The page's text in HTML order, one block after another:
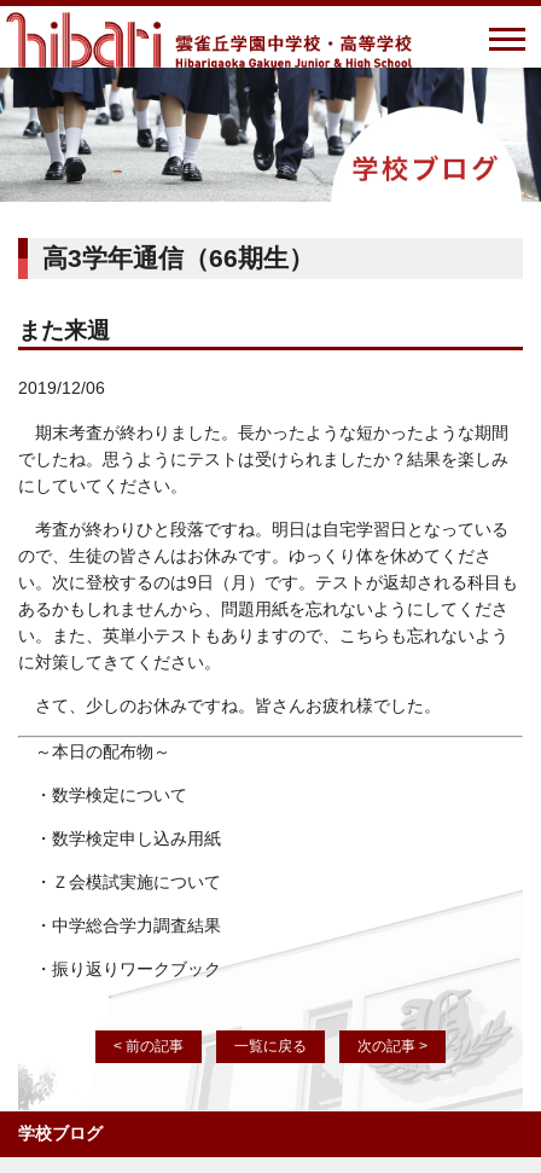
高3学年通信（66期生）
また来週
2019/12/06
期末考査が終わりました。長かったような短かったような期間
でしたね。思うようにテストは受けられましたか？結果を楽しみ
にしていてください。
考査が終わりひと段落ですね。明日は自宅学習日となっている
ので、生徒の皆さんはお休みです。ゆっくり体を休めてくださ
い。次に登校するのは9日（月）です。テストが返却される科目も
あるかもしれませんから、問題用紙を忘れないようにしてくださ
い。また、英単小テストもありますので、こちらも忘れないよう
に対策してきてください。
さて、少しのお休みですね。皆さんお疲れ様でした。
～本日の配布物～
・数学検定について
・数学検定申し込み用紙
・Ｚ会模試実施について
・中学総合学力調査結果
・振り返りワークブック
< 前の記事 一覧に戻る 次の記事 >
学校ブログ